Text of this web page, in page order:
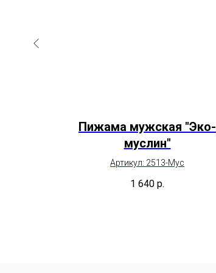
Пижама мужская "Эко-
муслин"
Артикул: 2513-Мус
1 640 р.